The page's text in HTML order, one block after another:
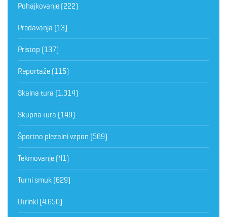
Pohajkovanje (222)
Predavanja (13)
Pristop (137)
Reportaže (115)
Skalna tura (1.314)
Skupna tura (149)
Športno plezalni vzpon (569)
Tekmovanje (41)
Turni smuk (629)
Utrinki (4.650)